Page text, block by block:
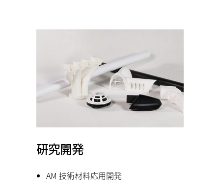
研究開発
AM 技術材料応用開発